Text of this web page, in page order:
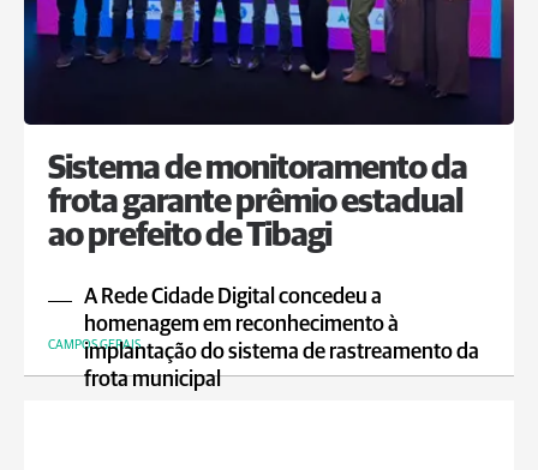
Sistema de monitoramento da
frota garante prêmio estadual
ao prefeito de Tibagi
A Rede Cidade Digital concedeu a
homenagem em reconhecimento à
implantação do sistema de rastreamento da
frota municipal
CAMPOS GERAIS